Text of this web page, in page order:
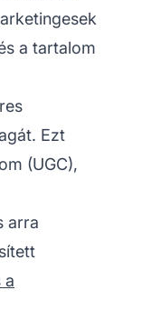
a tartalom
Ezt
(UGC),
arra
a